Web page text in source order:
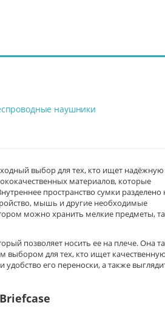
наушники
выбор для тех, кто ищет
материалов, которые
пространство сумки разделено
мышь и другие необходимые
можно хранить мелкие предметы,
позволяет носить ее на плече. Она
выбором для тех, кто ищет
его переноски, а также